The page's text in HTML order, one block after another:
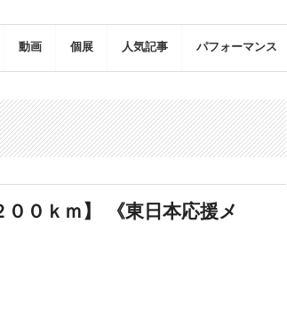
動画 個展 人気記事 パフォーマンス
００ｋｍ】 《東日本応援メ